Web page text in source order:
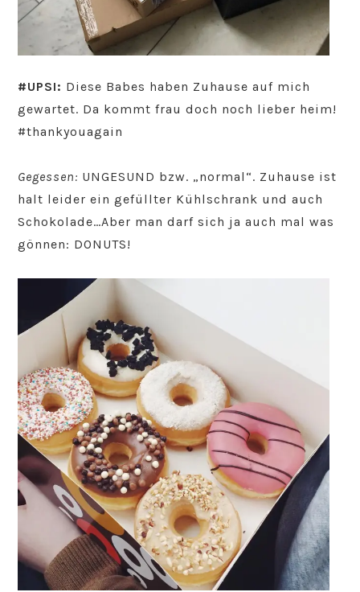
#UPSI: Diese Babes haben Zuhause auf mich
gewartet. Da kommt frau doch noch lieber heim!
#thankyouagain
Gegessen: UNGESUND bzw. „normal“. Zuhause ist
halt leider ein gefüllter Kühlschrank und auch
Schokolade…Aber man darf sich ja auch mal was
gönnen: DONUTS!